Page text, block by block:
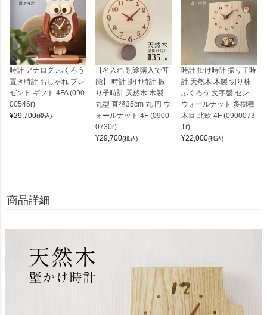
時計 アナログ ふくろう
置き時計 おしゃれ プレ
ゼント ギフト 4FA (090
00546r)
¥29,700(税込)
【名入れ 別途購入で可
能】 時計 掛け時計 振
り子時計 天然木 木製
丸型 直径35cm 丸 円 ウ
ォールナット 4F (0900
0730r)
¥29,700(税込)
時計 掛け時計 振り子時
計 天然木 木製 切り株
ふくろう 文字盤 セン
ウォールナット 多樹種
木目 北欧 4F (0900073
1r)
¥22,000(税込)
商品詳細